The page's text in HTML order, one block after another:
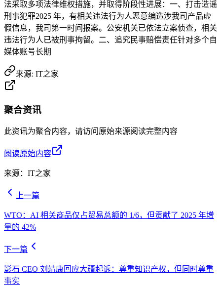
法采取多项法律维权措施，并取得阶段性进展：一、打击造谣
刑事犯罪2025 年，有相关违法行为人恶意编造涉我司产品虚
假信息，我司第一时间报案。公安机关已依法立案侦查，相关
违法行为人已被刑事拘留。二、追究民事赔偿责任针对多个自
媒体账号长期
来源: IT之家
聚合资讯
此资讯为聚合内容，请访问原始来源阅读完整内容
阅读原始内容
来源： IT之家
上一篇
WTO：AI 相关商品仅占贸易总额的 1/6，但贡献了 2025 年增
量的 42%
下一篇
影石 CEO 刘靖康回应大疆起诉：尊重知识产权，但同时尊重
事实